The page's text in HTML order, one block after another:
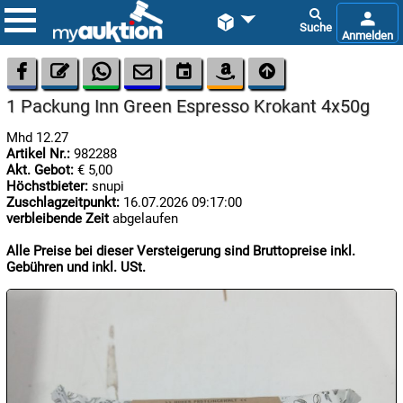
 

      
1 Packung Inn Green Espresso Krokant 4x50g
Mhd 12.27
Artikel Nr.: 982288
Akt. Gebot: € 5,00
Höchstbieter: snupi
Zuschlagzeitpunkt: 16.07.2026 09:17:00
verbleibende Zeit abgelaufen
Alle Preise bei dieser Versteigerung sind Bruttopreise inkl.
Gebühren und inkl. USt.